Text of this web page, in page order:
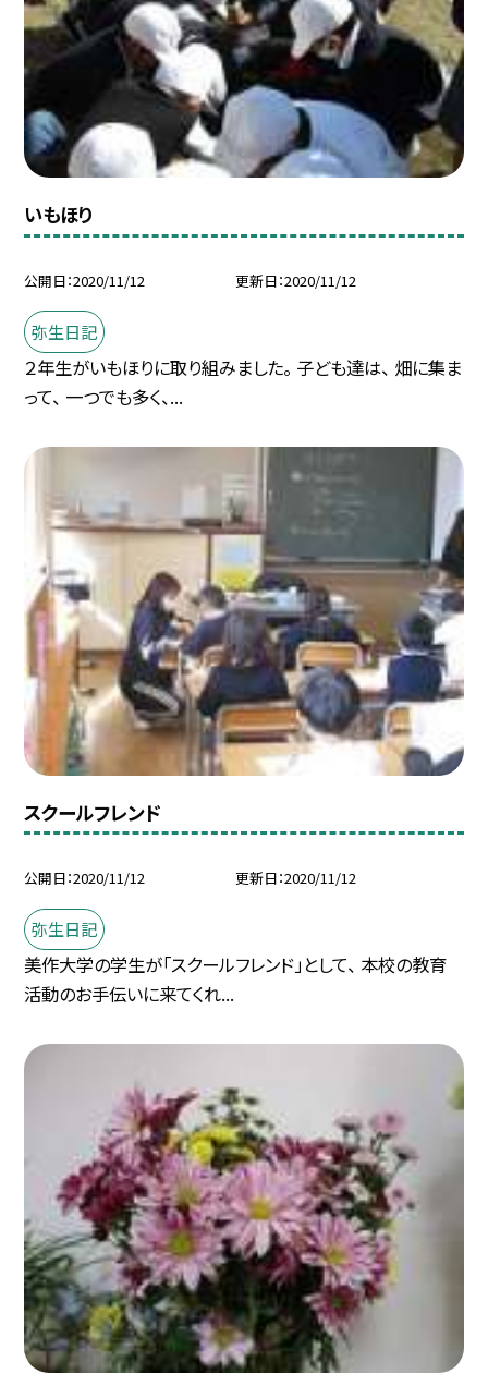
いもほり
公開日 2020/11/12 更新日 2020/11/12
弥生日記
２年生がいもほりに取り組みました。 子ども達は、 畑に集ま
って、 一つでも多く、...
スクールフレンド
公開日 2020/11/12 更新日 2020/11/12
弥生日記
美作大学の学生が「スクールフレンド」として、 本校の教育
活動のお手伝いに来てくれ...